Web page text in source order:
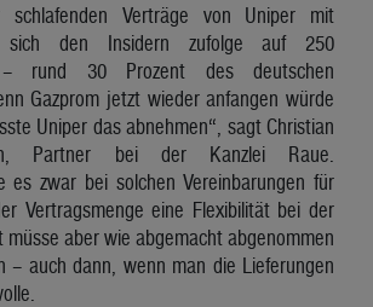
schlafenden Verträge von Uniper mit
sich den Insidern zufolge auf 250
– rund 30 Prozent des deutschen
Gazprom jetzt wieder anfangen würde
Uniper das abnehmen“, sagt Christian
Partner bei der Kanzlei Raue.
es zwar bei solchen Vereinbarungen für
Vertragsmenge eine Flexibilität bei der
müsse aber wie abgemacht abgenommen
– auch dann, wenn man die Lieferungen